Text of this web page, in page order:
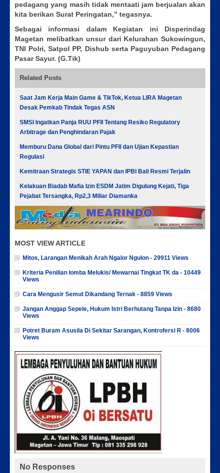
pedagang yang masih tidak mentaati jam berjualan akan
kita berikan Surat Peringatan,” tegasnya.
Sebagai informasi dalam Kegiatan ini Disperindag
Magetan melibatkan unsur dari Kelurahan Sukowingun,
TNI Polri, Satpol PP, Dishub serta Paguyuban Pedagang
Pasar Sayur. (G.Tik)
Related Posts
Saat Jam Kerja Main Game & TikTok, Ketua LIRA Magetan
Desak Pemkab Tindak Tegas ASN
SMSI Ingatkan Panja RUU PFII Tentang Resiko Regulatory
Arbitrage dan Penghindaran Pajak
Memburu Dana Global dari Pintu PFII dan Ujian Kepastian
Regulasi
Kemitraan Strategis STIE YAPAN dan IPBI Bali Resmi Terjalin
Kelakuan Biadab Mafia Izin ESDM Jatim Digulung Kejati, Tiga
Pejabat Tersangka, Rp2,3 Miliar Diamanka
MOST VIEW ARTICLE
Mitos, Larangan Menikah Arah Ngalor Ngulon - 29911 Views
Kriteria Penilian lomba Melukis/ Mewarnai Tingkat TK da - 10449
Views
Cara Mengusir Semut Dikandang Ternak - 8859 Views
Jangan Anggap Sepele, Hukum Istri Berhutang Tanpa Izin - 8680
Views
Potret Buram Asusila Di Sekitar Sarangan, Kontrofersi R - 8006
Views
No Responses